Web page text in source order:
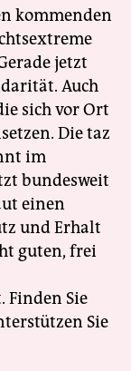
kommenden
jetzt
Auch
sich vor Ort
Die taz
im
bundesweit
einen
und Erhalt
guten, frei
Finden Sie
Sie